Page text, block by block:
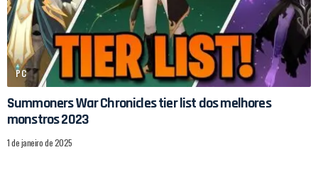
PC
Summoners War Chronicles tier list dos melhores
monstros 2023
1 de janeiro de 2025